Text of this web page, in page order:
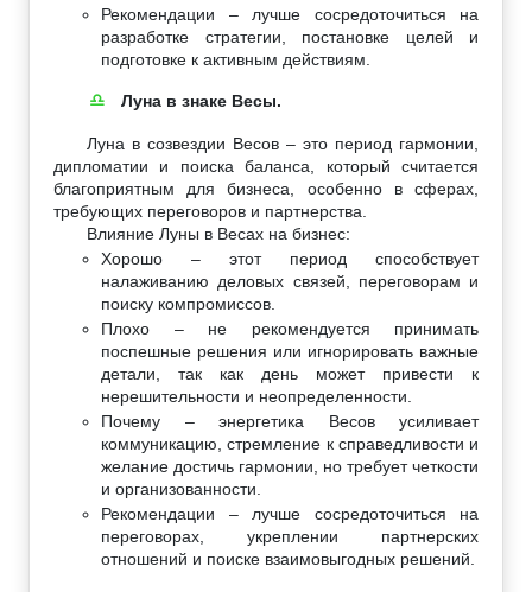
Рекомендации – лучше сосредоточиться на
разработке стратегии, постановке целей и
подготовке к активным действиям.
♎ Луна в знаке Весы.
Луна в созвездии Весов – это период гармонии,
дипломатии и поиска баланса, который считается
благоприятным для бизнеса, особенно в сферах,
требующих переговоров и партнерства.
Влияние Луны в Весах на бизнес:
Хорошо – этот период способствует
налаживанию деловых связей, переговорам и
поиску компромиссов.
Плохо – не рекомендуется принимать
поспешные решения или игнорировать важные
детали, так как день может привести к
нерешительности и неопределенности.
Почему – энергетика Весов усиливает
коммуникацию, стремление к справедливости и
желание достичь гармонии, но требует четкости
и организованности.
Рекомендации – лучше сосредоточиться на
переговорах, укреплении партнерских
отношений и поиске взаимовыгодных решений.